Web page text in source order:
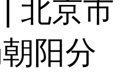
北京市
阳分